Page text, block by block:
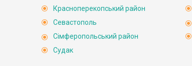
Красноперекопський район
Севастополь
Сімферопольський район
Судак